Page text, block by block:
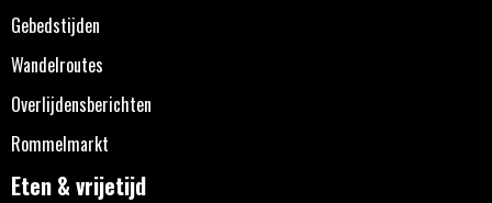
Gebedstijden
Wandelroutes
Overlijdensberichten
Rommelmarkt
Eten & vrijetijd